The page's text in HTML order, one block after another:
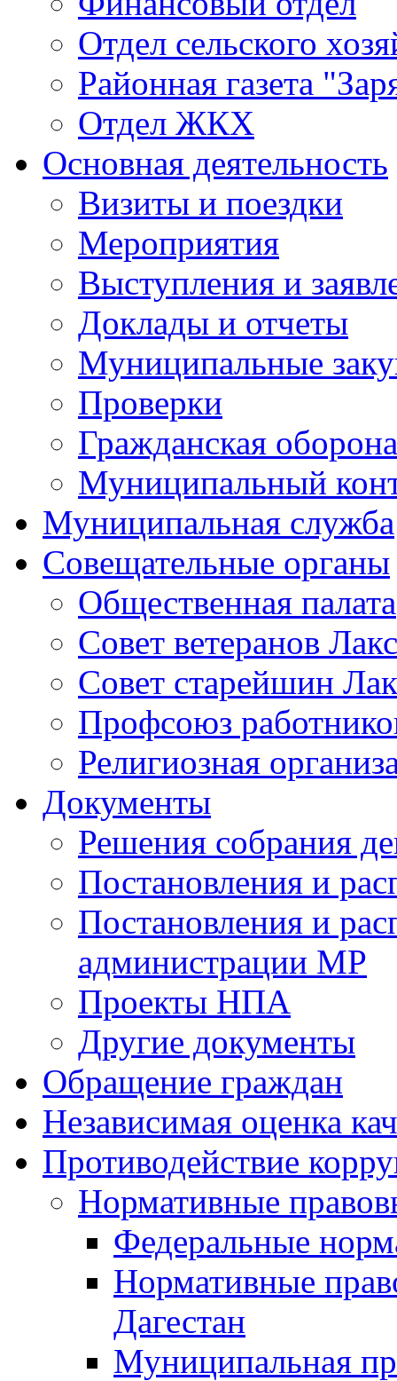
Отдел сельского
Районная газета
Отдел ЖКХ
Основная деятельность
Визиты и поездки
Мероприятия
Выступления и
Доклады и отчеты
Муниципальные
Проверки
Гражданская
Муниципальный
Муниципальная служба
Совещательные органы
Общественная палата
Совет ветеранов
Совет старейшин
Профсоюз
Религиозная
Документы
Решения собрания
Постановления и
Постановления и
администрации МР
Проекты НПА
Другие документы
Обращение граждан
Независимая оценка
Противодействие
Нормативные
Федеральные
Нормативные
Дагестан
Муниципальная